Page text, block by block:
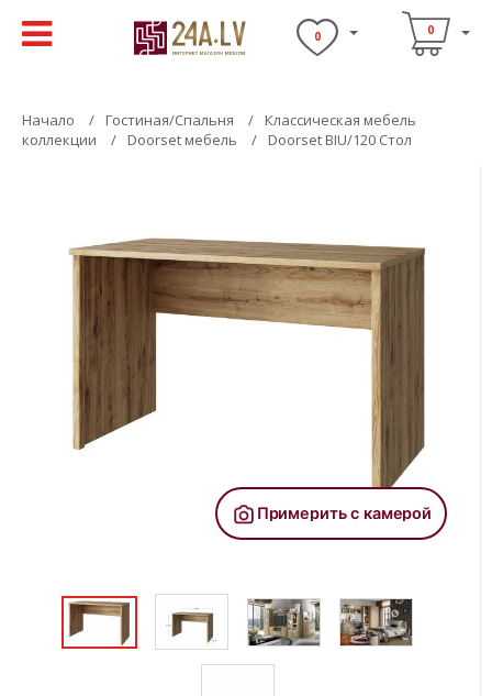
0 0
Начало Гостиная/Спальня
Классическая мебель
коллекции
Doorset мебель Doorset BIU/120 Стол